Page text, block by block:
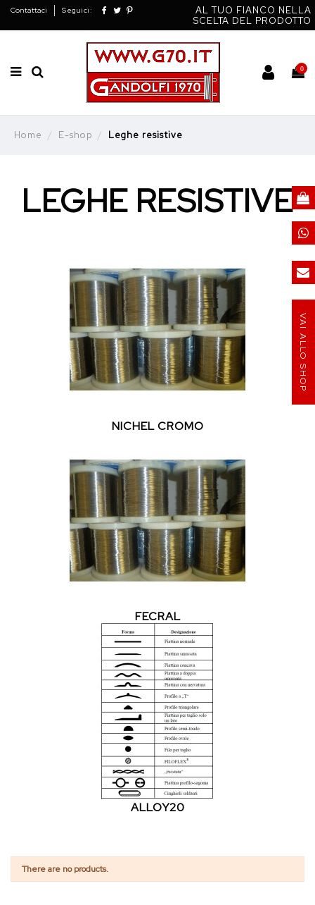
Contattaci Seguici:
AL TUO FIANCO NELLA
SCELTA DEL PRODOTTO
0
Home E-shop Leghe resistive
LEGHE RESISTIVE
NICHEL CROMO
FECRAL
ALLOY20
There are no products.
VAI ALLO SHOP